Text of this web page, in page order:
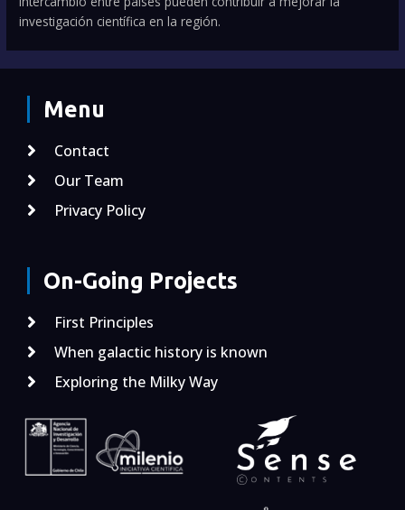
investigación científica en la región.
Menu
Contact
Our Team
Privacy Policy
On-Going Projects
First Principles
When galactic history is known
Exploring the Milky Way